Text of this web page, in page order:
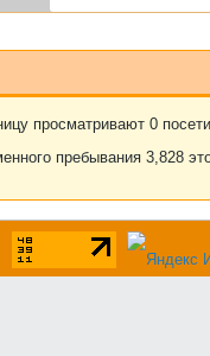
просматривают 0
пребывания 3,828